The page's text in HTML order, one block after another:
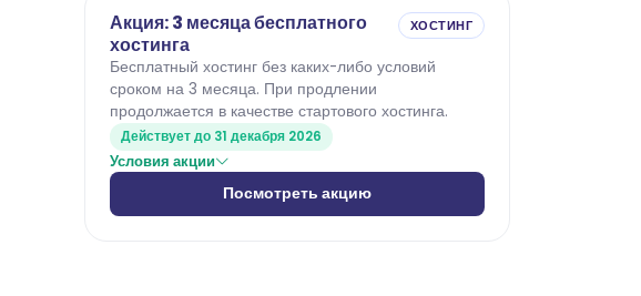
Акция: 3 месяца бесплатного
хостинга
ХОСТИНГ
Бесплатный хостинг без каких-либо условий
сроком на 3 месяца. При продлении
продолжается в качестве стартового хостинга.
Действует до 31 декабря 2026
Условия акции
Посмотреть акцию